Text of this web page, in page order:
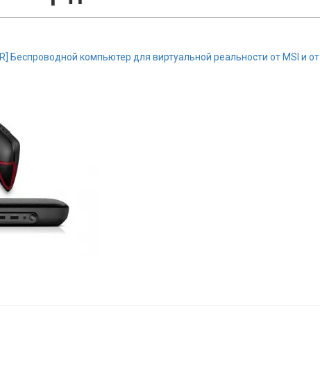
Беспроводной компьютер для виртуальной реальности от MSI и от